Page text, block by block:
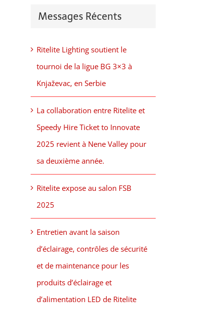
Messages Récents
Ritelite Lighting soutient le
tournoi de la ligue BG 3×3 à
Knjaževac, en Serbie
La collaboration entre Ritelite et
Speedy Hire Ticket to Innovate
2025 revient à Nene Valley pour
sa deuxième année.
Ritelite expose au salon FSB
2025
Entretien avant la saison
d’éclairage, contrôles de sécurité
et de maintenance pour les
produits d’éclairage et
d’alimentation LED de Ritelite